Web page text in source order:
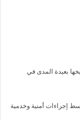
بعيدة المدى في
إجراءات أمنية وخدمية